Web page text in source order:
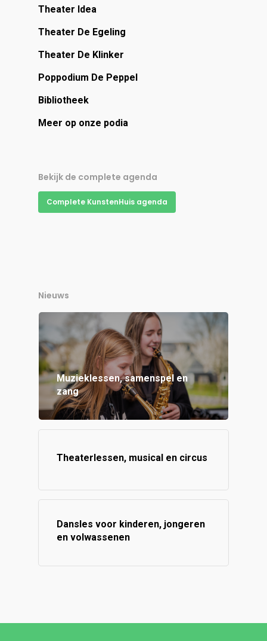
Theater Idea
Theater De Egeling
Theater De Klinker
Poppodium De Peppel
Bibliotheek
Meer op onze podia
Bekijk de complete agenda
Complete KunstenHuis agenda
Nieuws
Muzieklessen, samenspel en
zang
Theaterlessen, musical en circus
Dansles voor kinderen, jongeren
en volwassenen